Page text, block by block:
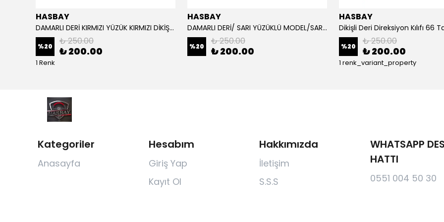
HASBAY
DAMARLI DERİ KIRMIZI YÜZÜK KIRMIZI DİKİŞLİ VW CRAFTER İÇİN İP İĞNE DAHİL
%20 ₺ 250.00
₺ 200.00
1 Renk
HASBAY
DAMARLI DERİ/ SARI YÜZÜKLÜ MODEL/SARI DİKİŞLİ/HIZLI KARGO
%20 ₺ 250.00
₺ 200.00
HASBAY
%20 ₺ 250.00
₺ 200.00
1 renk_variant_property
Kategoriler
Anasayfa
Hesabım
Giriş Yap
Kayıt Ol
Hakkımızda
İletişim
S.S.S
WHATSAPP
HATTI
0551 004 50 30